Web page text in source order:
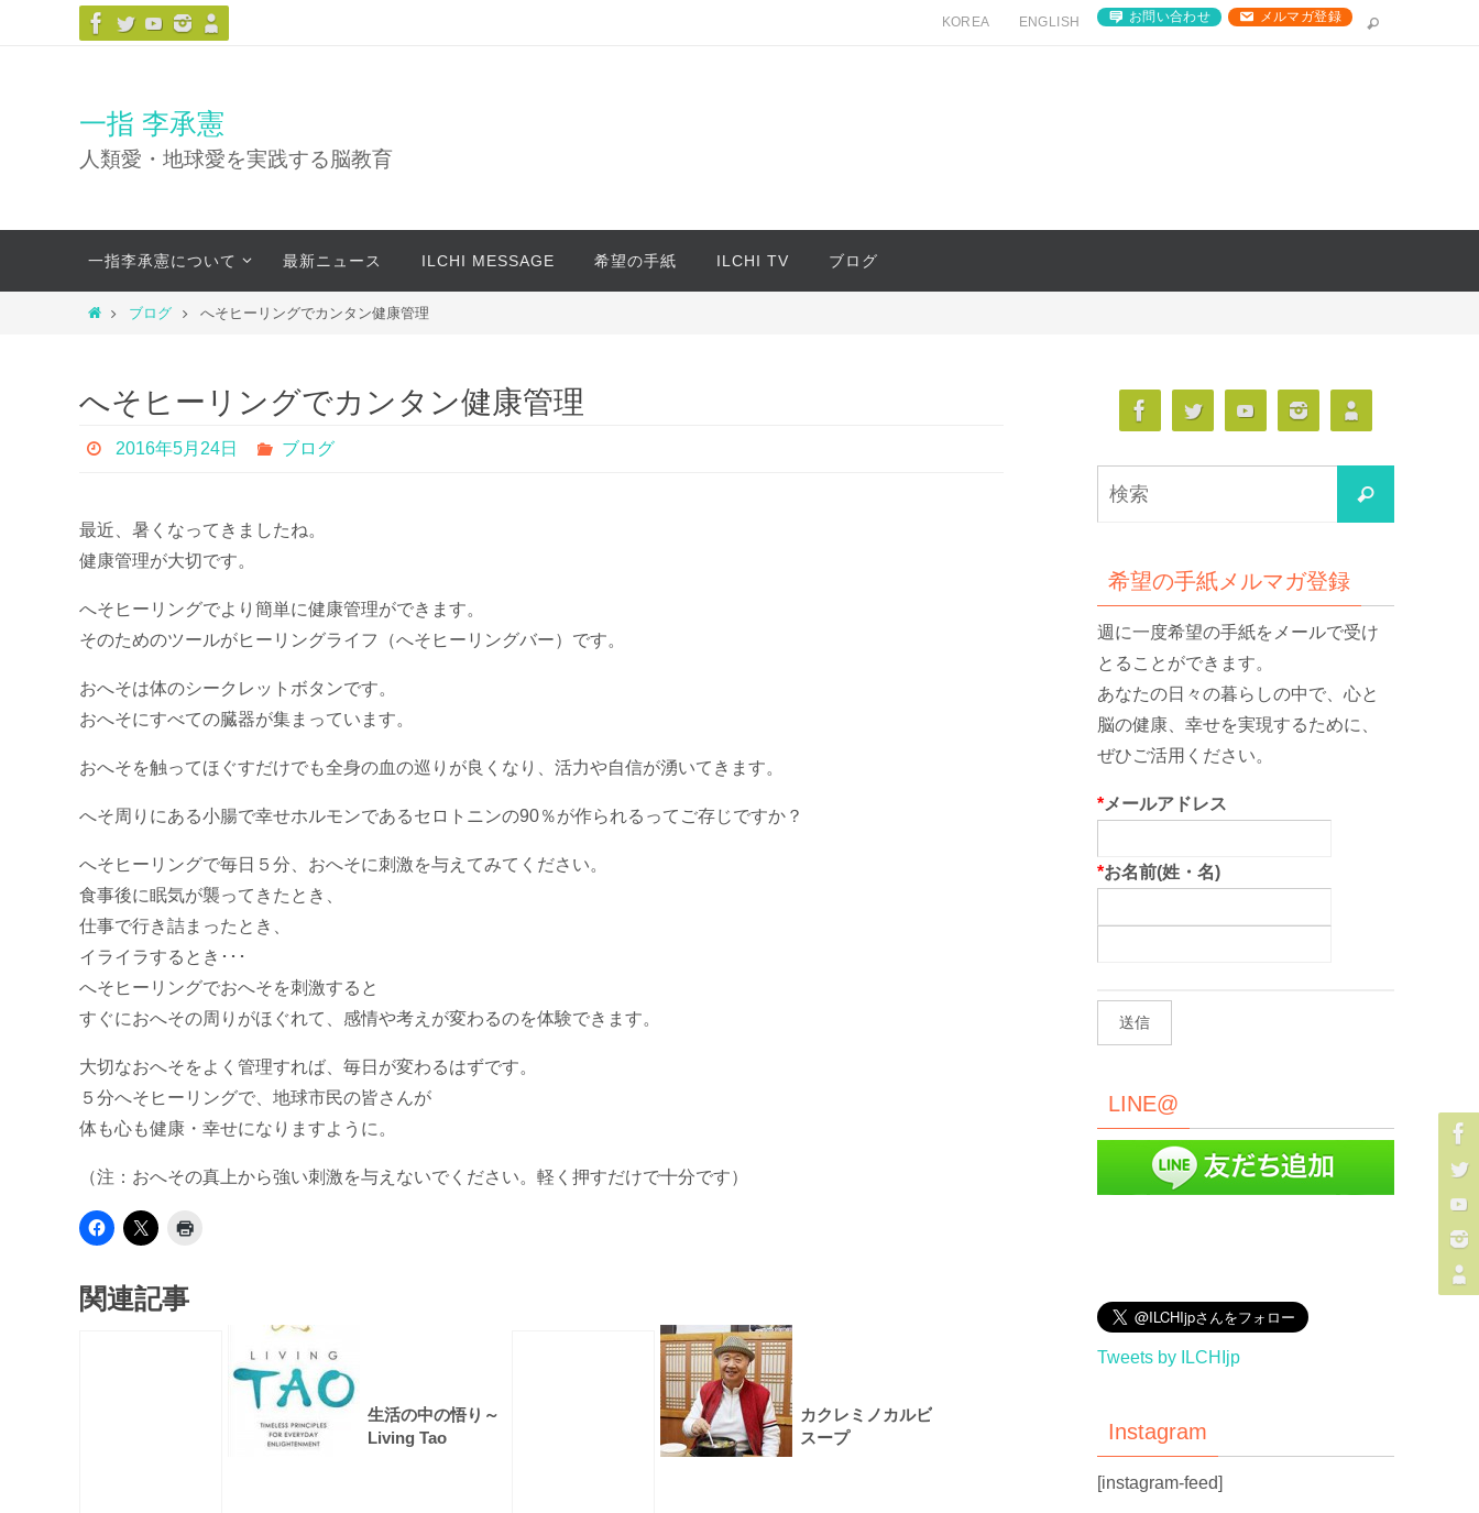
キ
プ
KOREA ENGLISH お問い合わせ メルマガ登録
一指 李承憲
人類愛・地球愛を実践する脳教育
テ
一指李承憲について 最新ニュース ILCHI MESSAGE 希望の手紙 ILCHI TV ブログ
ホ
ブログ へそヒーリングでカンタン健康管理
へそヒーリングでカンタン健康管理
2016年5月24日 ブログ
最近、暑くなってきましたね。
健康管理が大切です。
へそヒーリングでより簡単に健康管理ができます。
そのためのツールがヒーリングライフ（へそヒーリングバー）です。
おへそは体のシークレットボタンです。
おへそにすべての臓器が集まっています。
おへそを触ってほぐすだけでも全身の血の巡りが良くなり、活力や自信が湧いてきます。
へそ周りにある小腸で幸せホルモンであるセロトニンの90％が作られるってご存じですか？
へそヒーリングで毎日５分、おへそに刺激を与えてみてください。
食事後に眠気が襲ってきたとき、
仕事で行き詰まったとき、
イライラするとき･･･
へそヒーリングでおへそを刺激すると
すぐにおへその周りがほぐれて、感情や考えが変わるのを体験できます。
大切なおへそをよく管理すれば、毎日が変わるはずです。
５分へそヒーリングで、地球市民の皆さんが
体も心も健康・幸せになりますように。
（注：おへその真上から強い刺激を与えないでください。軽く押すだけで十分です）
関連記事
生活の中の悟り～
Living Tao
カクレミノカルビ
スープ
検
索
希望の手紙メルマガ登録
週に一度希望の手紙をメールで受け
とることができます。
あなたの日々の暮らしの中で、心と
脳の健康、幸せを実現するために、
ぜひご活用ください。
*メールアドレス
*お名前(姓・名)
LINE@
Tweets by ILCHIjp
Instagram
[instagram-feed]